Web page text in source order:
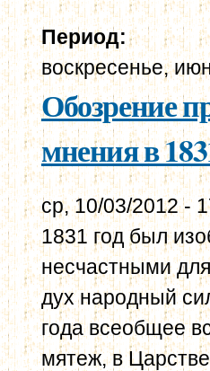
Период:
воскресенье,
Обозрение
мнения в
ср, 10/03/2012 -
1831 год был
несчастными
дух народный
года всеобщее
мятеж, в